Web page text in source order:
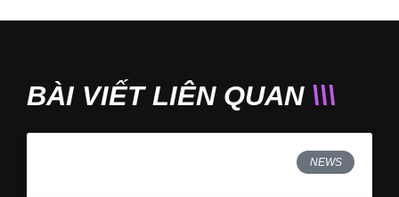
BÀI VIẾT LIÊN QUAN \\\
NEWS